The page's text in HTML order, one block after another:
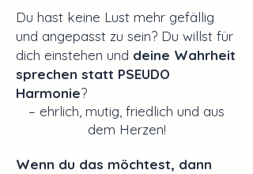
Du hast keine Lust mehr gefällig
und angepasst zu sein? Du willst für
dich einstehen und deine Wahrheit
sprechen statt PSEUDO
Harmonie?
– ehrlich, mutig, friedlich und aus
dem Herzen!
Wenn du das möchtest, dann